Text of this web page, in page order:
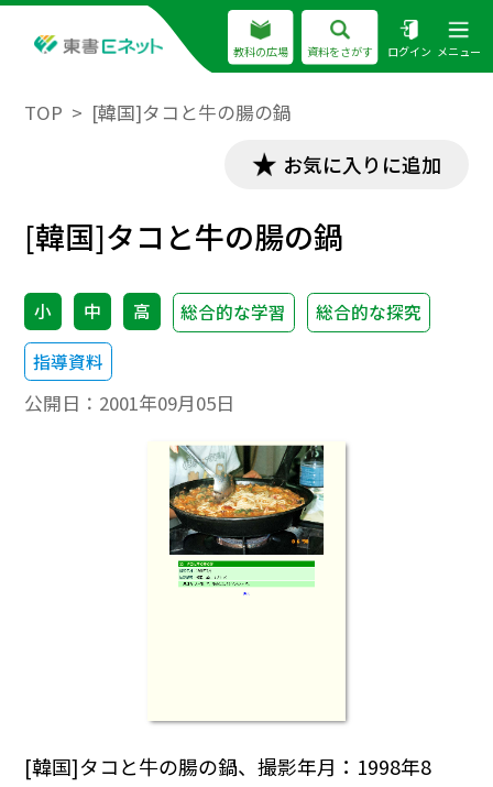
教科の広場 資料をさがす ログイン メニュー
TOP [韓国]タコと牛の腸の鍋
お気に入りに追加
[韓国]タコと牛の腸の鍋
小 中 高 総合的な学習
総合的な探究
指導資料
公開日： 2001年09月05日
[韓国]タコと牛の腸の鍋、撮影年月：1998年8